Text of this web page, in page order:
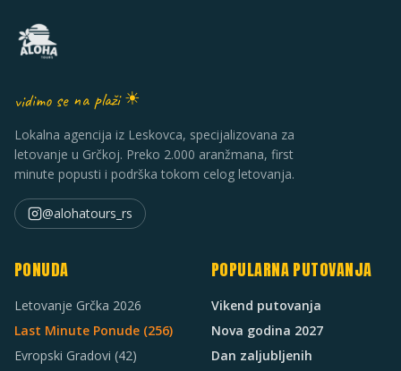
vidimo se na plaži ☀
Lokalna agencija iz Leskovca, specijalizovana za
letovanje u Grčkoj. Preko 2.000 aranžmana, first
minute popusti i podrška tokom celog letovanja.
@alohatours_rs
PONUDA
Letovanje Grčka 2026
Last Minute Ponude (256)
Evropski Gradovi (42)
POPULARNA PUTOVANJA
Vikend putovanja
Nova godina 2027
Dan zaljubljenih